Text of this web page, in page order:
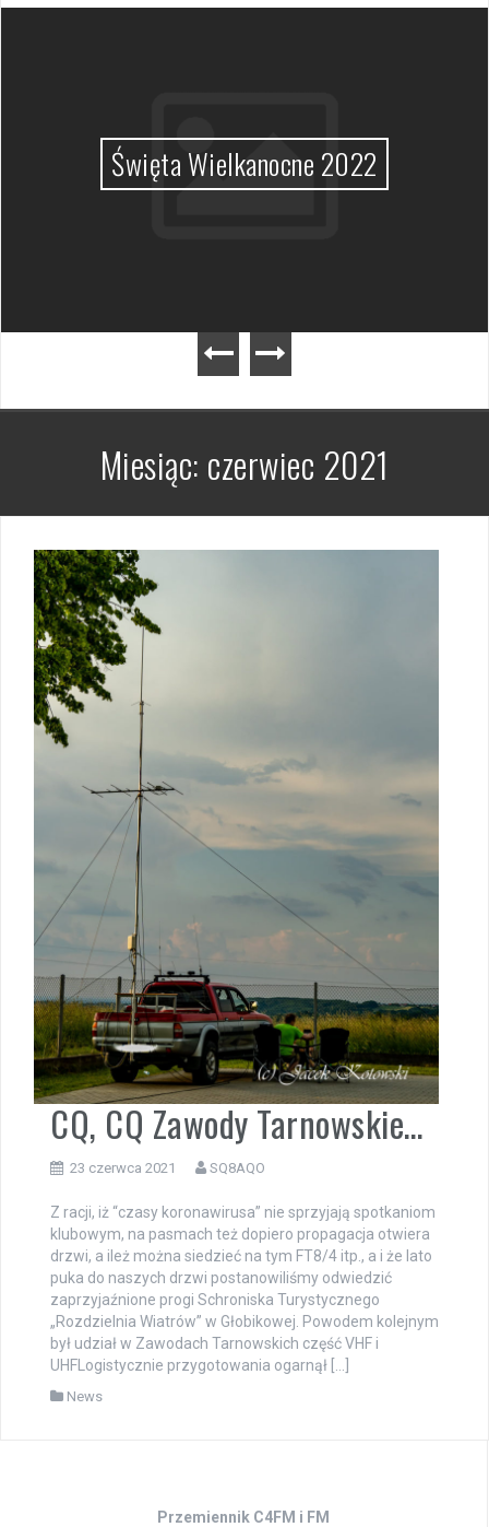
Święta Wielkanocne 2022
Miesiąc: czerwiec 2021
CQ, CQ Zawody Tarnowskie…
23 czerwca 2021 SQ8AQO
Z racji, iż “czasy koronawirusa” nie sprzyjają spotkaniom
klubowym, na pasmach też dopiero propagacja otwiera
drzwi, a ileż można siedzieć na tym FT8/4 itp., a i że lato
puka do naszych drzwi postanowiliśmy odwiedzić
zaprzyjaźnione progi Schroniska Turystycznego
„Rozdzielnia Wiatrów” w Głobikowej. Powodem kolejnym
był udział w Zawodach Tarnowskich część VHF i
UHFLogistycznie przygotowania ogarnął […]
News
Przemiennik C4FM i FM